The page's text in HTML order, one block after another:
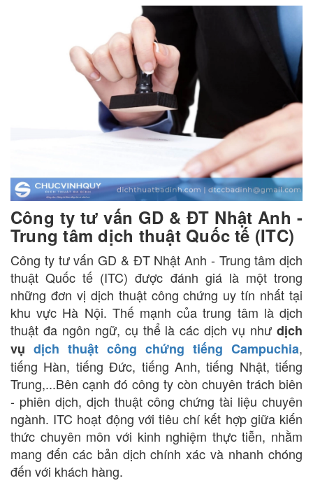
Công ty tư vấn GD & ĐT Nhật Anh -
Trung tâm dịch thuật Quốc tế (ITC)
Công ty tư vấn GD & ĐT Nhật Anh - Trung tâm dịch
thuật Quốc tế (ITC) được đánh giá là một trong
những đơn vị dịch thuật công chứng uy tín nhất tại
khu vực Hà Nội. Thế mạnh của trung tâm là dịch
thuật đa ngôn ngữ, cụ thể là các dịch vụ như dịch
vụ dịch thuật công chứng tiếng Campuchia,
tiếng Hàn, tiếng Đức, tiếng Anh, tiếng Nhật, tiếng
Trung,...Bên cạnh đó công ty còn chuyên trách biên
- phiên dịch, dịch thuật công chứng tài liệu chuyên
ngành. ITC hoạt động với tiêu chí kết hợp giữa kiến
thức chuyên môn với kinh nghiệm thực tiễn, nhằm
mang đến các bản dịch chính xác và nhanh chóng
đến với khách hàng.